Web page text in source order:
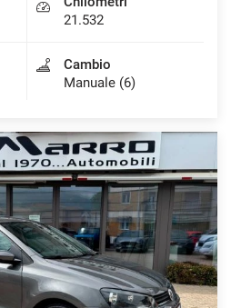
21.532
Cambio
Manuale (6)